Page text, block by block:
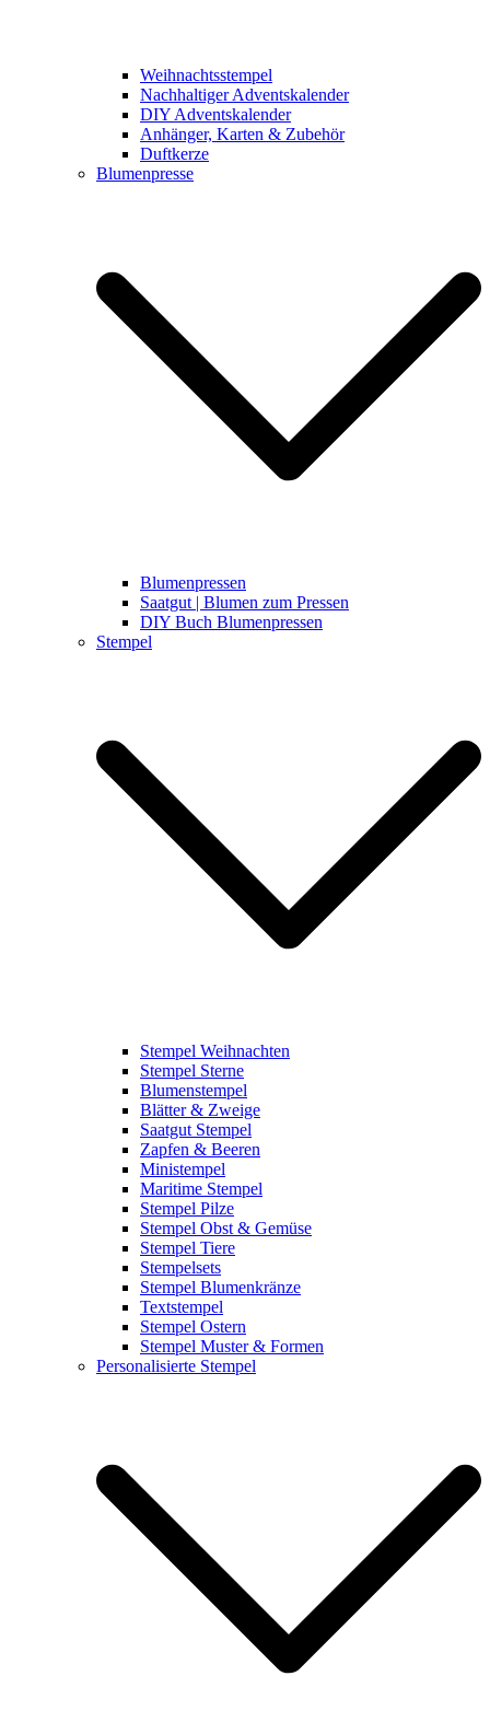
Weihnachtsstempel
Nachhaltiger Adventskalender
DIY Adventskalender
Anhänger, Karten & Zubehör
Duftkerze
Blumenpresse
Blumenpressen
Saatgut | Blumen zum Pressen
DIY Buch Blumenpressen
Stempel
Stempel Weihnachten
Stempel Sterne
Blumenstempel
Blätter & Zweige
Saatgut Stempel
Zapfen & Beeren
Ministempel
Maritime Stempel
Stempel Pilze
Stempel Obst & Gemüse
Stempel Tiere
Stempelsets
Stempel Blumenkränze
Textstempel
Stempel Ostern
Stempel Muster & Formen
Personalisierte Stempel